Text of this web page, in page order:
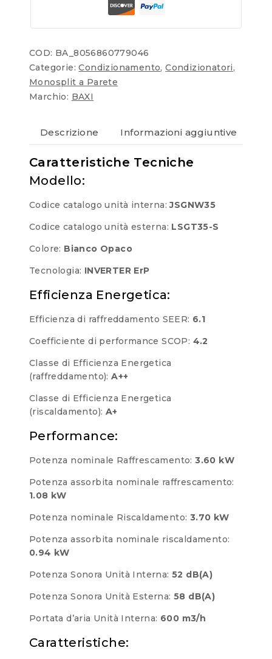
COD: BA_8056860779046
Categorie:Condizionamento,Condizionatori,
Monosplit a Parete
Marchio: BAXI
Descrizione Informazioni aggiuntive
Caratteristiche Tecniche
Modello:
Codice catalogo unità interna:JSGNW35
Codice catalogo unità esterna: LSGT35-S
Colore: Bianco Opaco
Tecnologia: INVERTER ErP
Efficienza Energetica:
Efficienza di raffreddamento SEER: 6.1
Coefficiente di performance SCOP: 4.2
Classe di Efficienza Energetica
(raffreddamento):A++
Classe di Efficienza Energetica
(riscaldamento): A+
Performance:
Potenza nominale Raffrescamento:3.60 kW
Potenza assorbita nominale raffrescamento:
1.08 kW
Potenza nominale Riscaldamento: 3.70 kW
Potenza assorbita nominale riscaldamento:
0.94 kW
Potenza Sonora Unità Interna: 52 dB(A)
Potenza Sonora Unità Esterna: 58 dB(A)
Portata d’aria Unità Interna: 600 m3/h
Caratteristiche: